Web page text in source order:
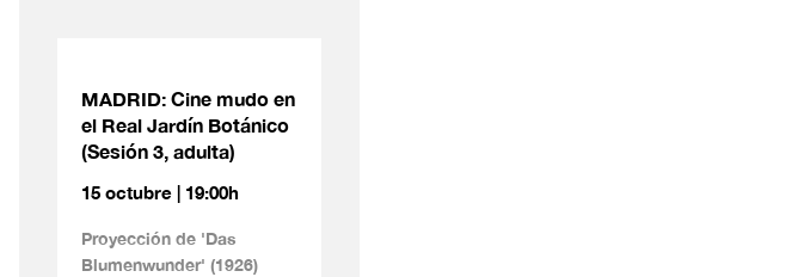
MADRID: Cine mudo en
el Real Jardín Botánico
(Sesión 3, adulta)
15 octubre | 19:00h
Proyección de 'Das
Blumenwunder' (1926)